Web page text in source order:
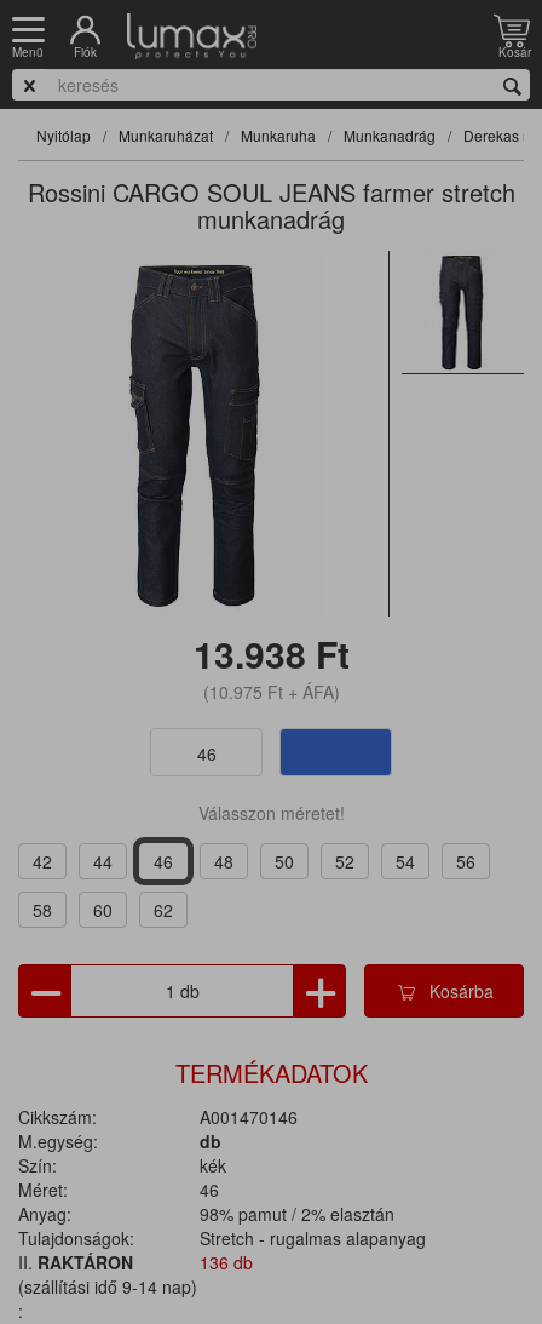
Menü Fiók Kosár
Nyitólap Munkaruházat Munkaruha Munkanadrág Derekas
Rossini CARGO SOUL JEANS farmer stretch
munkanadrág
13.938 Ft
(10.975 Ft+ ÁFA)
46
Válasszon méretet!
42
44 46 48 50 52 54
56
58
60 62
Kosárba
TERMÉKADATOK
Cikkszám:
A001470146
M.egység:
db
Szín:
kék
Méret:
46
Anyag:
98% pamut / 2% elasztán
Tulajdonságok:
Stretch - rugalmas alapanyag
II. RAKTÁRON
(szállítási idő 9-14 nap)
:
136 db